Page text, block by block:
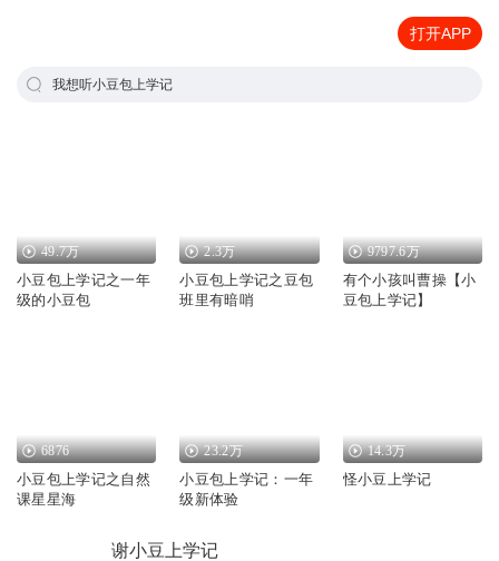
打开APP
我想听小豆包上学记
49.7万
小豆包上学记之一年
级的小豆包
2.3万
小豆包上学记之豆包
班里有暗哨
9797.6万
有个小孩叫曹操【小
豆包上学记】
6876
小豆包上学记之自然
课星星海
23.2万
小豆包上学记：一年
级新体验
14.3万
怪小豆上学记
谢小豆上学记